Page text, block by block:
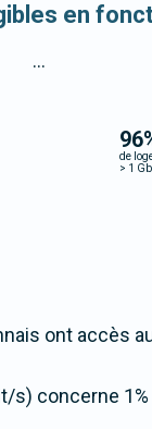
en
96
de
> 1
...
ont accès
s) concerne